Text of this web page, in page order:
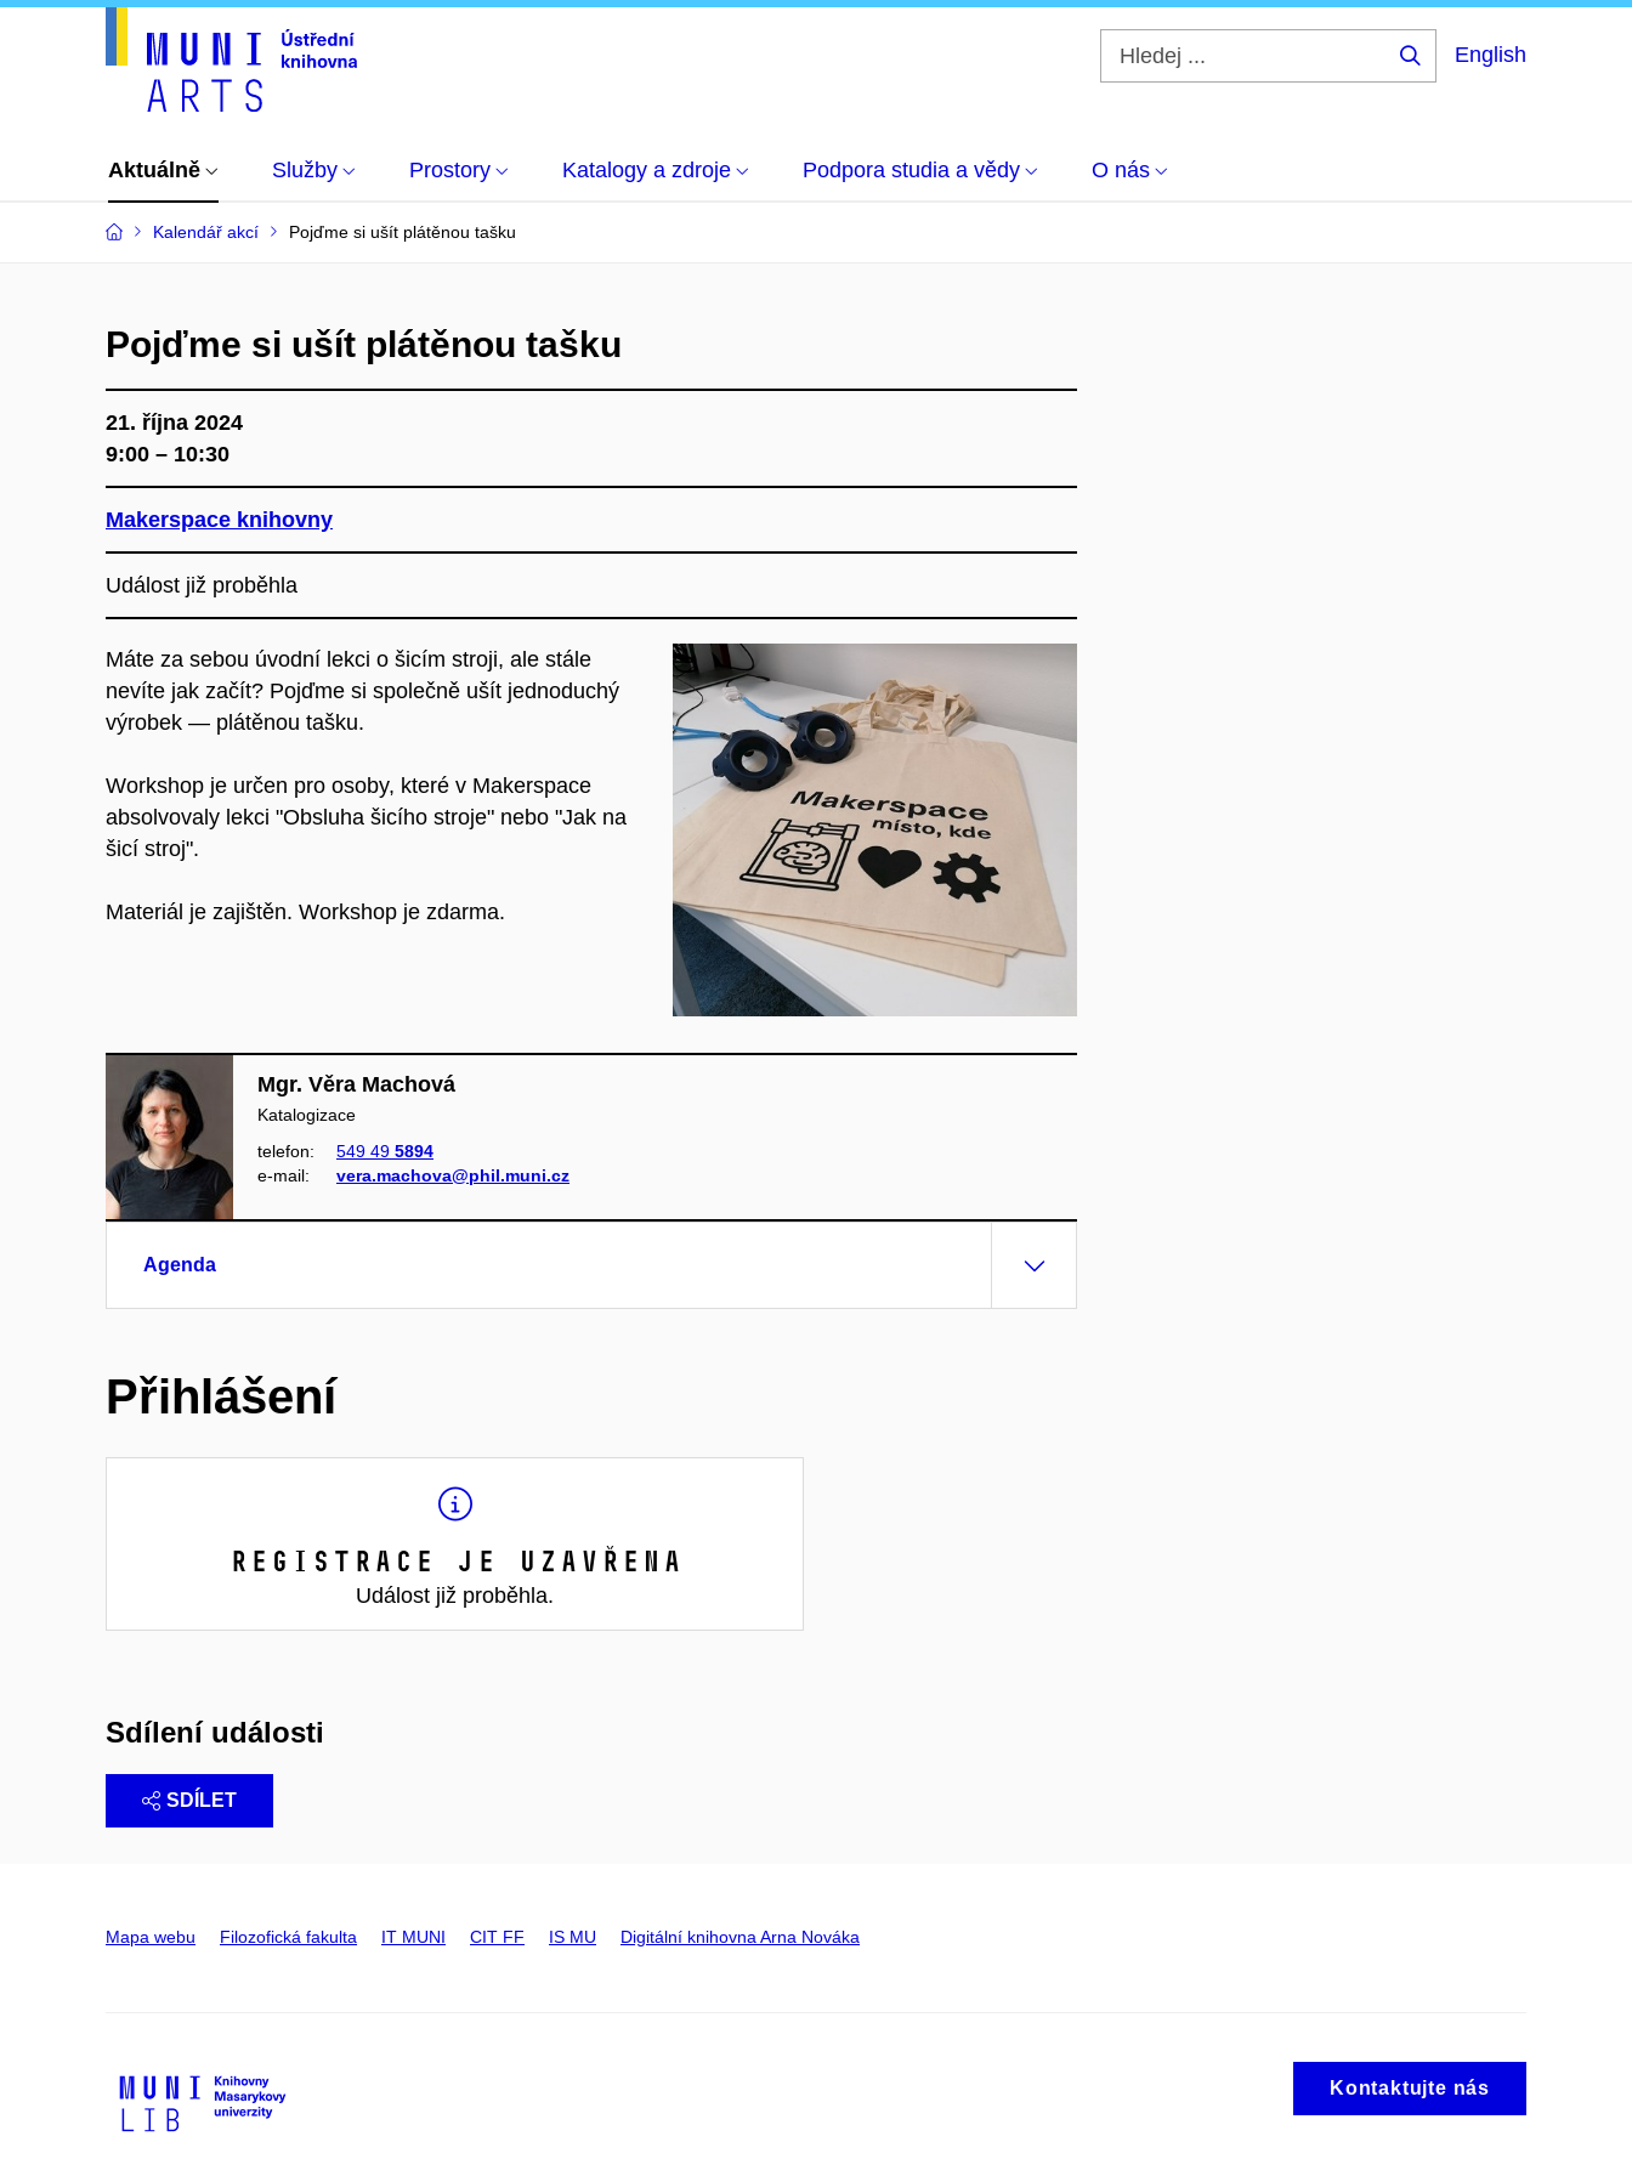
English
Aktuálně Služby Prostory Katalogy a zdroje Podpora studia a vědy O nás
Kalendář akcí Pojďme si ušít plátěnou tašku
Pojďme si ušít plátěnou tašku
21. října 2024
9:00 – 10:30
Makerspace knihovny
Událost již proběhla
Máte za sebou úvodní lekci o šicím stroji, ale stále
nevíte jak začít? Pojďme si společně ušít jednoduchý
výrobek — plátěnou tašku.
Workshop je určen pro osoby, které v Makerspace
absolvovaly lekci "Obsluha šicího stroje" nebo "Jak na
šicí stroj".
Materiál je zajištěn. Workshop je zdarma.
Mgr. Věra Machová
Katalogizace
telefon:
549 49 5894
e‑mail:
vera.machova@phil.muni.cz
Agenda
Přihlášení
Registrace je uzavřena
Událost již proběhla.
Sdílení události
SDÍLET
Mapa webu Filozofická fakulta IT MUNI CIT FF IS MU Digitální knihovna Arna Nováka
Kontaktujte nás